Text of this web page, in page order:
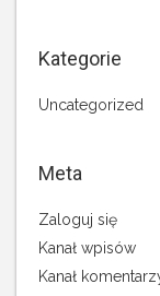
Kategorie
Uncategorized
Meta
Zaloguj się
Kanał wpisów
Kanał